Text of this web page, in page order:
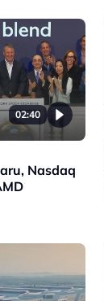
02:40
Nasdaq